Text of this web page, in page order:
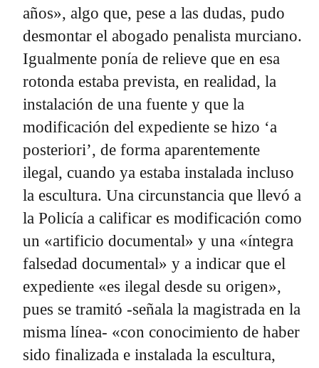
años», algo que, pese a las dudas, pudo
desmontar el abogado penalista murciano.
Igualmente ponía de relieve que en esa
rotonda estaba prevista, en realidad, la
instalación de una fuente y que la
modificación del expediente se hizo ‘a
posteriori’, de forma aparentemente
ilegal, cuando ya estaba instalada incluso
la escultura. Una circunstancia que llevó a
la Policía a calificar es modificación como
un «artificio documental» y una «íntegra
falsedad documental» y a indicar que el
expediente «es ilegal desde su origen»,
pues se tramitó -señala la magistrada en la
misma línea- «con conocimiento de haber
sido finalizada e instalada la escultura,